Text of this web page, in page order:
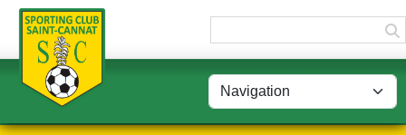
Panneau de gestion des cookies